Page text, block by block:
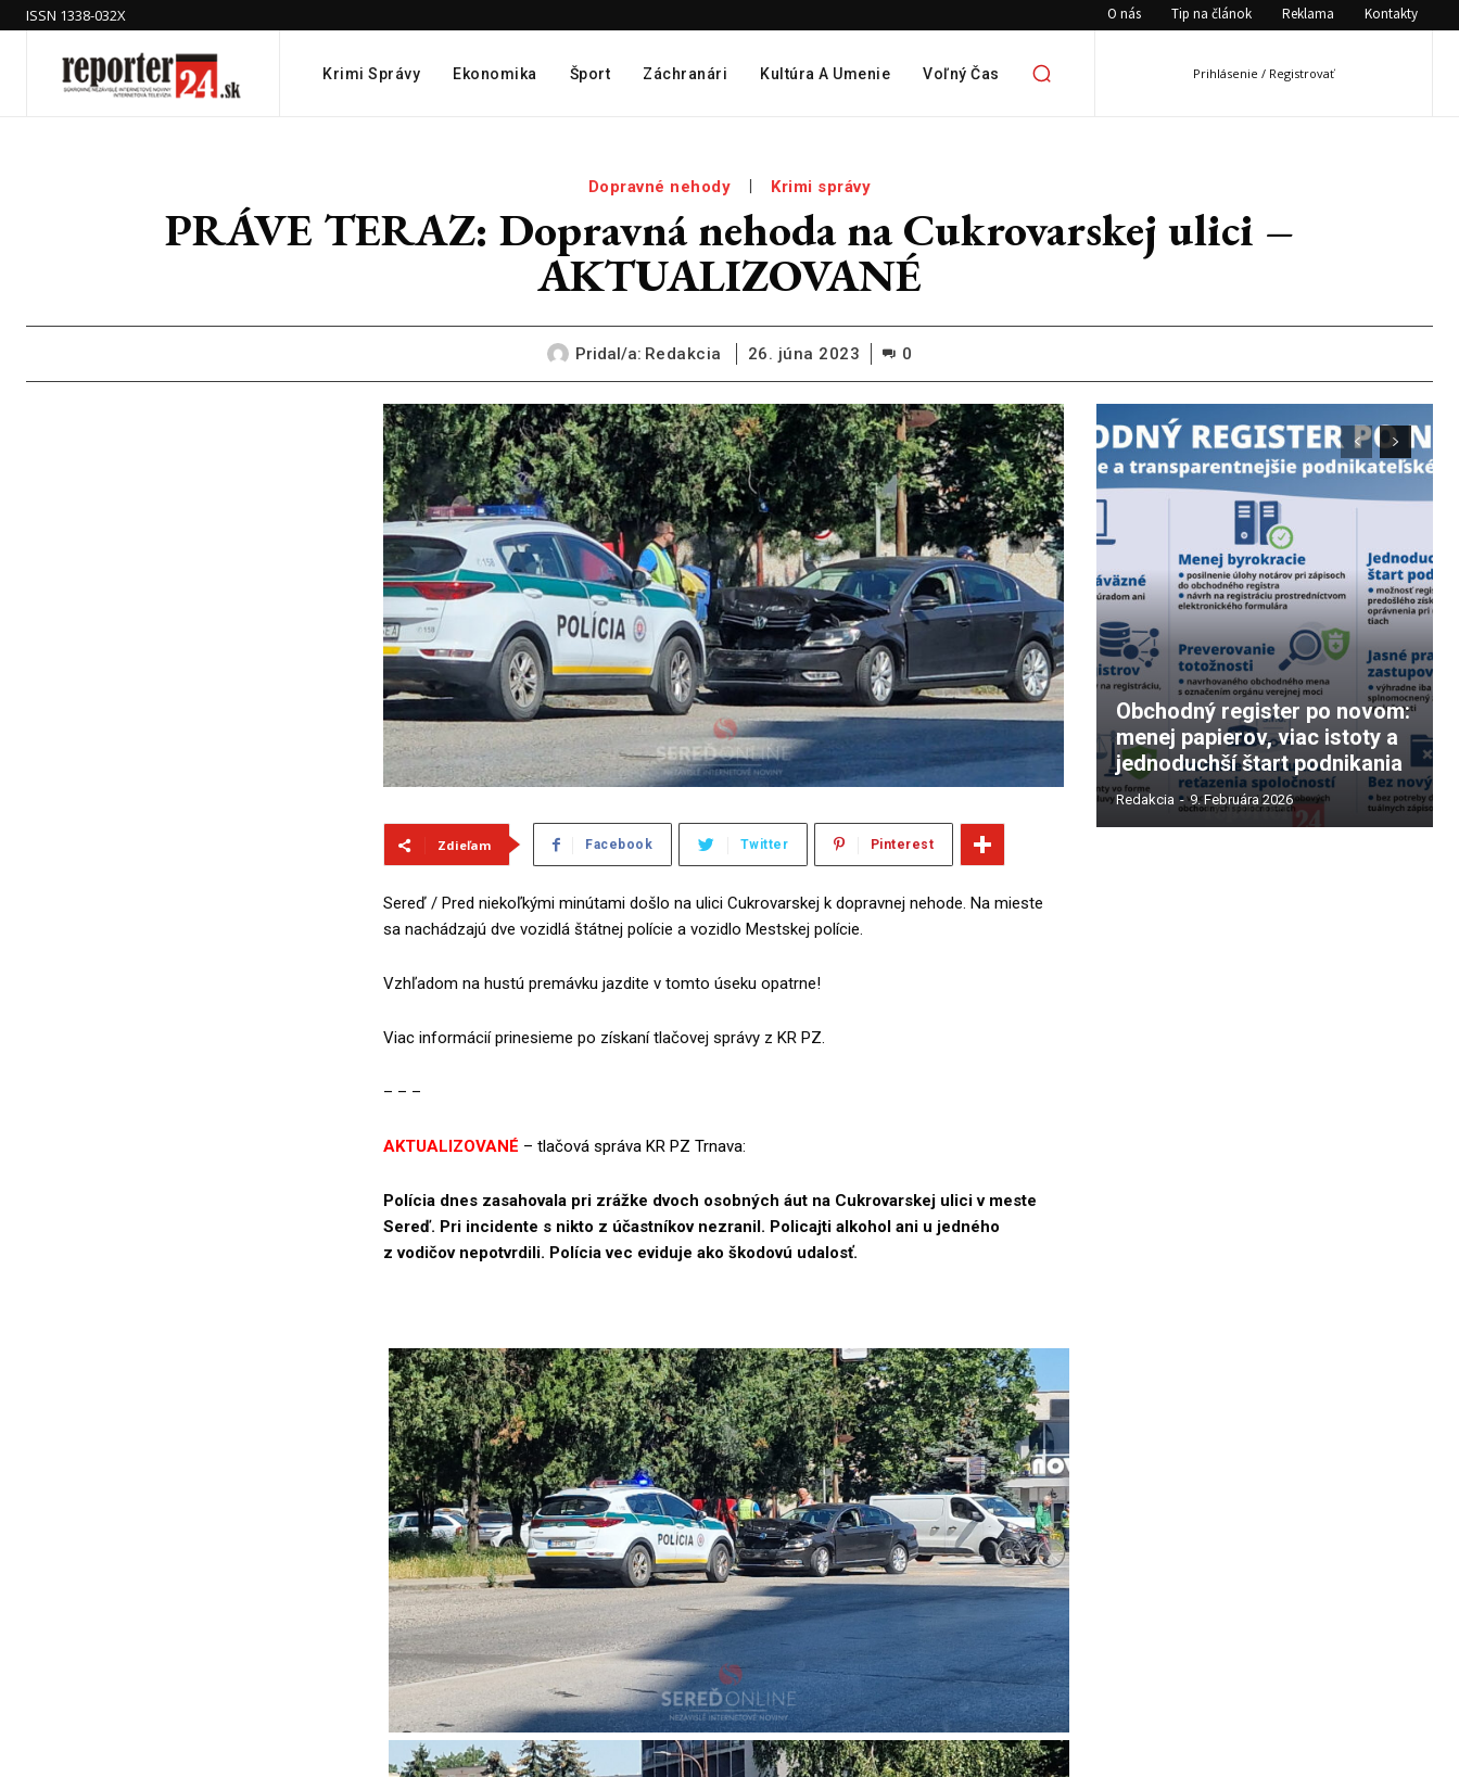
ISSN 1338-032X O nás Tip na článok Reklama Kontakty
Krimi Správy Ekonomika Šport Záchranári Kultúra A Umenie Voľný Čas Prihlásenie / Registrovať
Dopravné nehody Krimi správy
PRÁVE TERAZ: Dopravná nehoda na Cukrovarskej ulici –
AKTUALIZOVANÉ
Pridal/a: Redakcia 26. júna 2023 0
Zdieľam Facebook Twitter Pinterest
Sereď / Pred niekoľkými minútami došlo na ulici Cukrovarskej k dopravnej nehode. Na mieste
sa nachádzajú dve vozidlá štátnej polície a vozidlo Mestskej polície.
Vzhľadom na hustú premávku jazdite v tomto úseku opatrne!
Viac informácií prinesieme po získaní tlačovej správy z KR PZ.
– – –
AKTUALIZOVANÉ – tlačová správa KR PZ Trnava:
Polícia dnes zasahovala pri zrážke dvoch osobných áut na Cukrovarskej ulici v meste
Sereď. Pri incidente s nikto z účastníkov nezranil. Policajti alkohol ani u jedného
z vodičov nepotvrdili. Polícia vec eviduje ako škodovú udalosť.
Obchodný register po novom:
menej papierov, viac istoty a
jednoduchší štart podnikania
Redakcia - 9. Februára 2026